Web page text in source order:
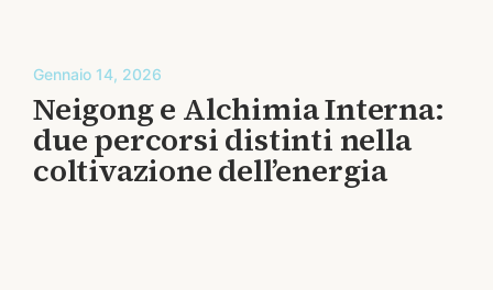
Gennaio 14, 2026
Neigong e Alchimia Interna:
due percorsi distinti nella
coltivazione dell’energia